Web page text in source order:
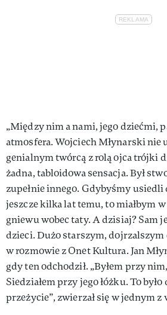
„Między nim a nami, jego dziećmi,
atmosfera. Wojciech Młynarski nie
genialnym twórcą z rolą ojca trójki
żadna, tabloidowa sensacja. Był
zupełnie innego. Gdybyśmy
jeszcze kilka lat temu, to miałbym
gniewu wobec taty. A dzisiaj? Sam
dzieci. Dużo starszym, dojrzalszym
w rozmowie z Onet Kultura. Jan
gdy ten odchodził. „Byłem przy
Siedziałem przy jego łóżku. To
przeżycie”, zwierzał się w jednym z